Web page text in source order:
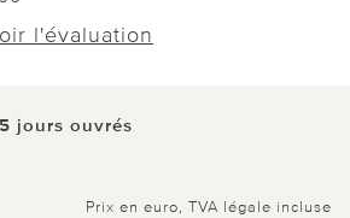
l'évaluation
jours ouvrés
Prix en euro, TVA légale incluse